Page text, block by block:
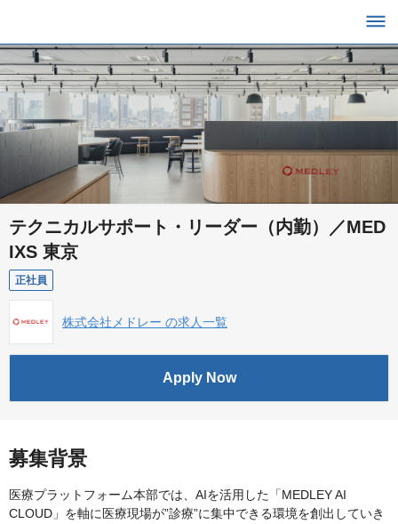
テクニカルサポート・リーダー（内勤）／MED
IXS 東京
正社員
株式会社メドレー の求人一覧
Apply Now
募集背景
医療プラットフォーム本部では、AIを活用した「MEDLEY AI
CLOUD」を軸に医療現場が”診療”に集中できる環境を創出していき